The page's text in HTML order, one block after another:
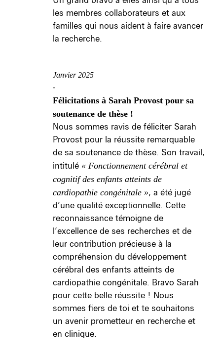
les membres collaborateurs et aux
familles qui nous aident à faire avancer
la recherche.
Janvier 2025
-
Félicitations à Sarah Provost pour sa
soutenance de thèse !
Nous sommes ravis de féliciter Sarah
Provost pour la réussite remarquable
de sa soutenance de thèse. Son travail,
intitulé « Fonctionnement cérébral et
cognitif des enfants atteints de
cardiopathie congénitale », a été jugé
d’une qualité exceptionnelle. Cette
reconnaissance témoigne de
l’excellence de ses recherches et de
leur contribution précieuse à la
compréhension du développement
cérébral des enfants atteints de
cardiopathie congénitale. Bravo Sarah
pour cette belle réussite ! Nous
sommes fiers de toi et te souhaitons
un avenir prometteur en recherche et
en clinique.